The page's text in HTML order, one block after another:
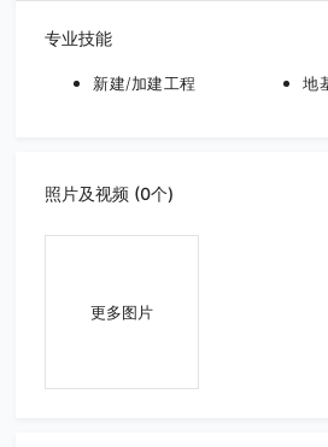
专业技能
新建/加建工程 地
照片及视频 (0个)
更多图片